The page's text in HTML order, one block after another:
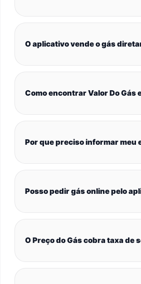
O aplicativo vende o gás
Como encontrar Valor Do Gás
Por que preciso informar meu
Posso pedir gás online pelo
O Preço do Gás cobra taxa de